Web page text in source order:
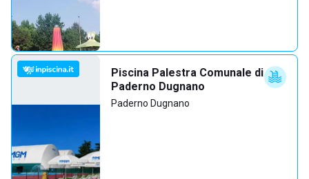
Piscina Palestra Comunale di
Paderno Dugnano
Paderno Dugnano